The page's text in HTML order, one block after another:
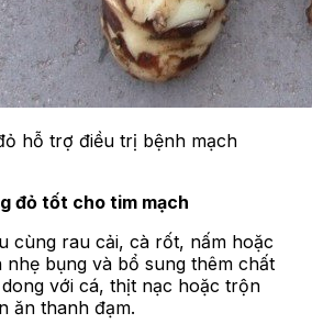
hỗ trợ điều trị bệnh mạch
đỏ tốt cho tim mạch
cùng rau cải, cà rốt, nấm hoặc
bụng và bổ sung thêm chất
với cá, thịt nạc hoặc trộn
ăn thanh đạm.